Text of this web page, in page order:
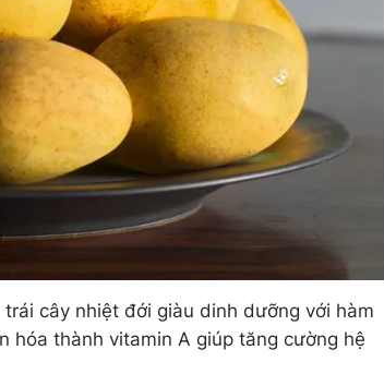
cây nhiệt đới giàu dinh dưỡng với hàm
hóa thành vitamin A giúp tăng cường hệ